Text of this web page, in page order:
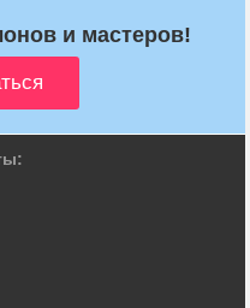
и мастеров!